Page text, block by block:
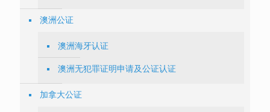
澳洲公证
澳洲海牙认证
澳洲无犯罪证明申请及公证认证
加拿大公证